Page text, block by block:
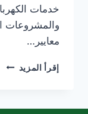
خدمات
والمشروعات
معايير…
إقرأ المزيد